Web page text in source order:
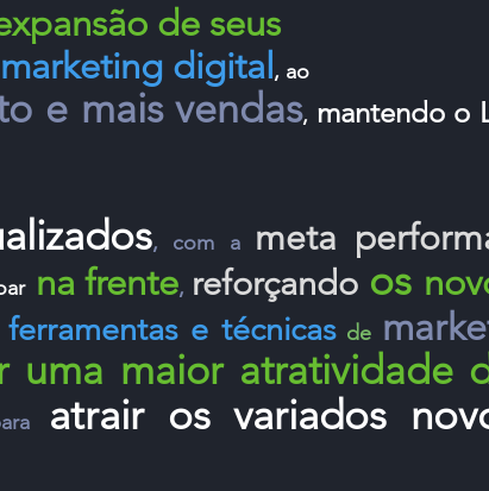
de seus
digital , ao
e mais vendas, mantendo o
, com a meta
na frente, reforçando os
e técnicasde
uma maior atratividade
atrair os variados